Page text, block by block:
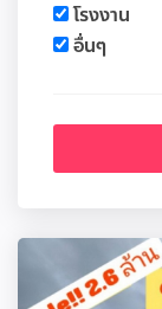
โรงงาน
อื่นๆ